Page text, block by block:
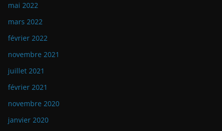
mai 2022
mars 2022
février 2022
novembre 2021
juillet 2021
février 2021
novembre 2020
janvier 2020